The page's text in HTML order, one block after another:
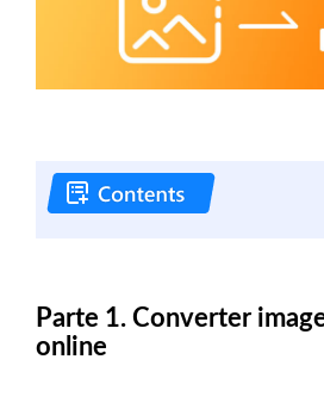
Parte 1. Converter
online